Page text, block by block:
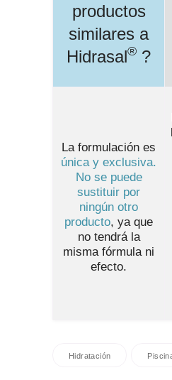
productos
similares a
Hidrasal® ?
La formulación es
única y exclusiva.
No se puede
sustituir por
ningún otro
producto, ya que
no tendrá la
misma fórmula ni
efecto.
Hidratación